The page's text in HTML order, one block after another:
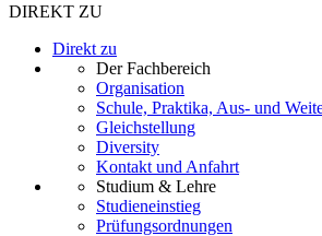
DIREKT ZU
Direkt zu
Der Fachbereich
Organisation
Schule, Praktika, Aus- und
Gleichstellung
Diversity
Kontakt und Anfahrt
Studium & Lehre
Studieneinstieg
Prüfungsordnungen